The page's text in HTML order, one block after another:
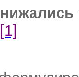
[1]